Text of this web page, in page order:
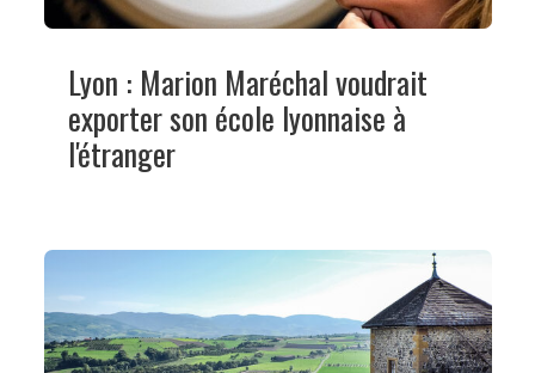
Lyon : Marion Maréchal voudrait
exporter son école lyonnaise à
l'étranger